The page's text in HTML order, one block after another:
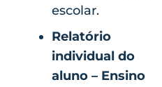
escolar.
Relatório
individual do
aluno – Ensino